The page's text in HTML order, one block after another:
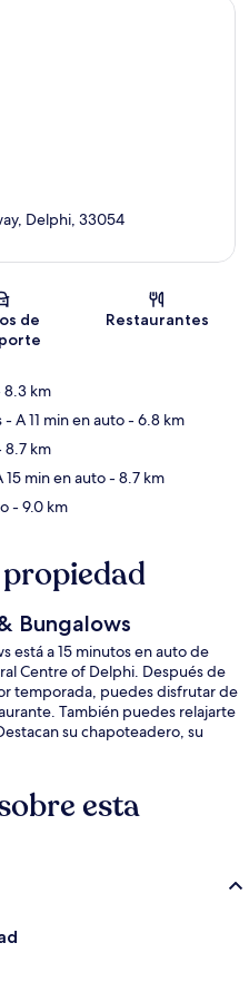
del mapa
Delphi, 33054
de
Restaurantes
8.3 km
- A 11 min en auto- 6.8 km
8.7 km
15 min en auto- 8.7 km
- 9.0 km
Bungalows
está a 15 minutos en auto de
Centre of Delphi. Después de
temporada, puedes disfrutar de
También puedes relajarte
su chapoteadero, su
esta